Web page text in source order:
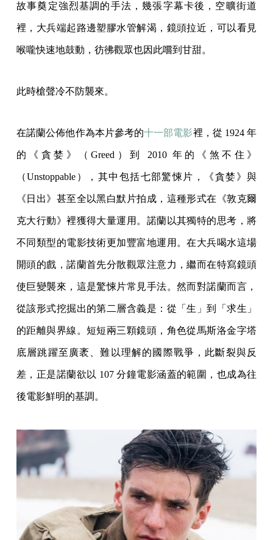
故事奠定強烈基調的手法，幾張字幕卡後，空曠街道
裡，大兵端起路邊塑膠水管解渴，鏡頭拉近，可以看見
喉嚨快速地鼓動，彷彿觀眾也因此嚐到甘甜。
此時槍聲冷不防襲來。
在諾蘭公佈他作為本片參考的十一部電影裡，從 1924 年
的《貪婪》（Greed）到 2010 年的《煞不住》
（Unstoppable），其中包括七部驚悚片，《貪婪》與
《日出》甚至全以黑白默片拍成，這種形式在《敦克爾
克大行動》裡獲得大量運用。諾蘭以其獨特的思考，將
不同類型的電影技術更加豐富地運用。在大兵喝水這場
開頭的戲，諾蘭首先分散觀眾注意力，繼而在特寫鏡頭
使巨變襲來，這是驚悚片常見手法。然而對諾蘭而言，
從該形式挖掘出的第二層含義是：從「生」到「求生」
的距離與界線。短短兩三顆鏡頭，角色從馬斯洛金字塔
底層跳躍至廣袤、難以理解的國際戰爭，此斷裂與反
差，正是諾蘭欲以 107 分鐘電影涵蓋的範圍，也成為往
後電影鮮明的基調。